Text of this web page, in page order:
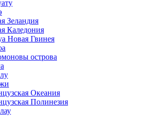
Зеландия
Каледония
Новая Гвинея
острова
Океания
Полинезия